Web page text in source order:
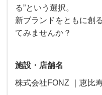
る”という選択。
新ブランドをともに創
てみませんか？
施設・店舗名
株式会社FONZ ｜恵比